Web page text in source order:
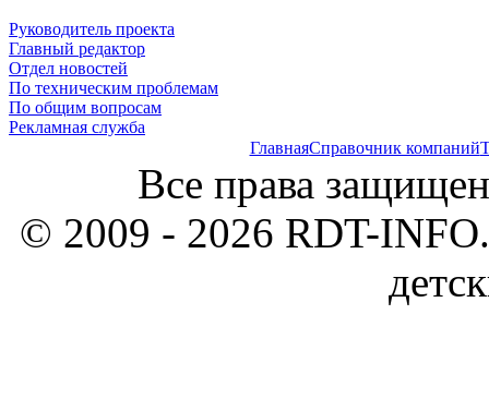
Руководитель проекта
Главный редактор
Отдел новостей
По техническим проблемам
По общим вопросам
Рекламная служба
ГлавнаяСправочник компаний
Все права
© 2009 - 2026 RDT-